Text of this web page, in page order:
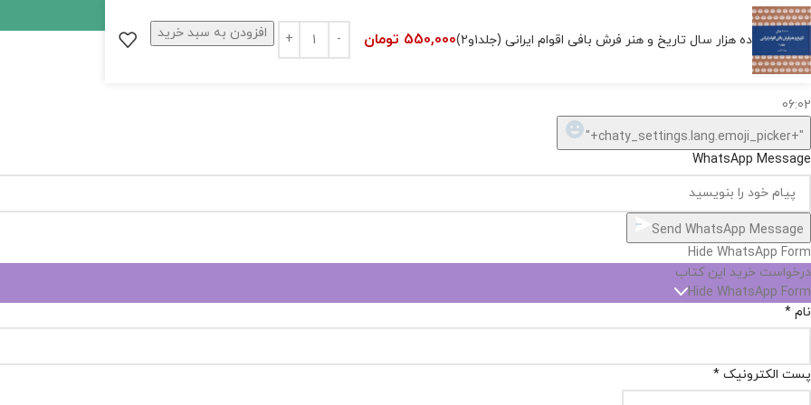
ده هزار سال تاریخ و هنر فرش بافی اقوام ایرانی (جلد۱و۲) 550,000 تومان افزودن به سبد خرید
اگر
موجود
نیست,
شاید
تهیه
Open
chaty
chaty
buttons
1
Hide
chaty
ارسال پیام در واتساپ
کارشناس فروش
سلام, چطور میتونم کمکتون کنم؟
06:02
WhatsApp Message